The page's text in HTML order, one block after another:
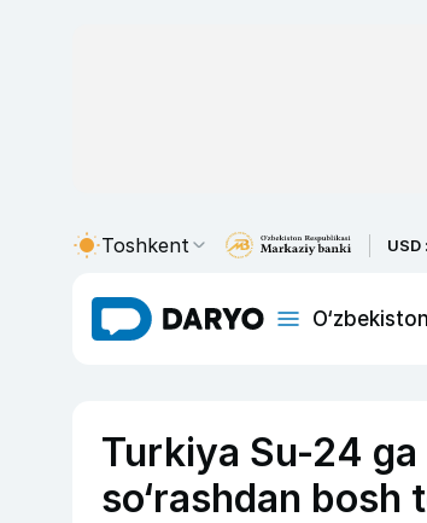
Toshkent USD :
O‘zbekiston
Turkiya Su-24
so‘rashdan bosh